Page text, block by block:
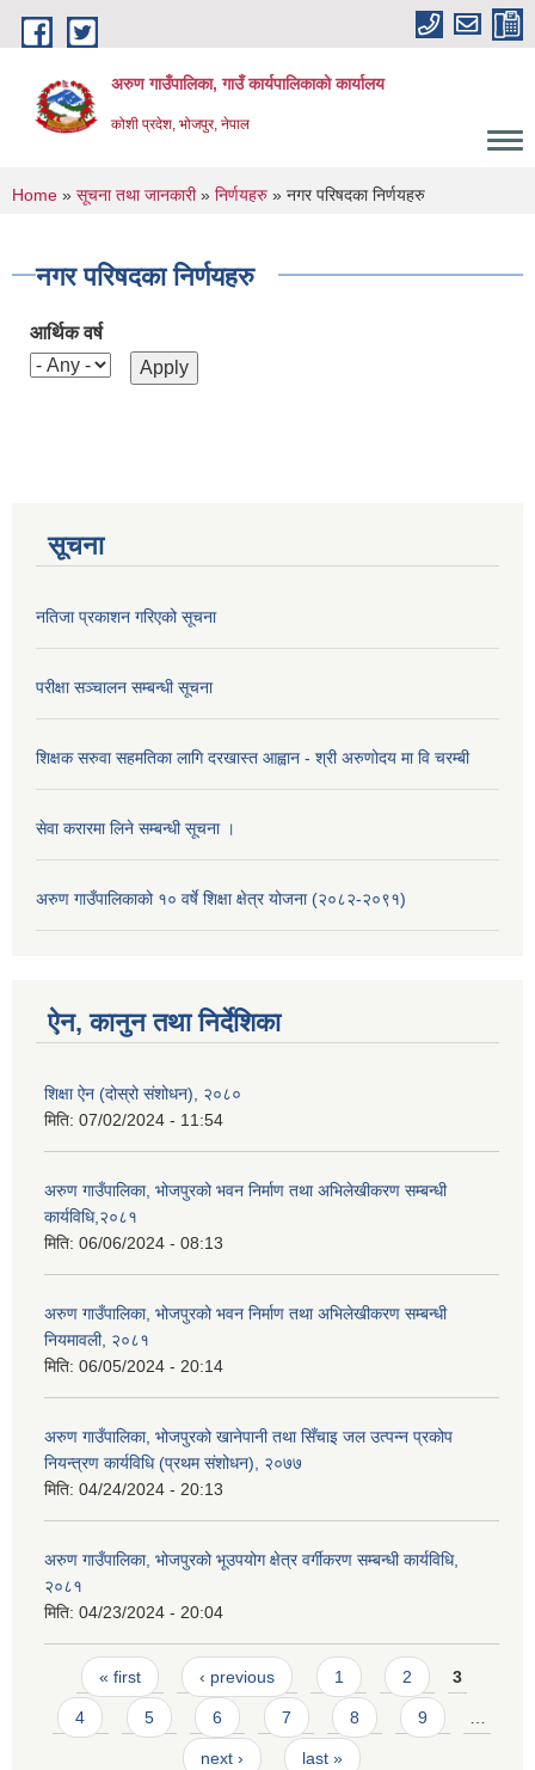
Skip to main content
अरुण गाउँपालिका, गाउँ कार्यपालिकाको कार्यालय
कोशी प्रदेश, भोजपुर, नेपाल
You are here
Home » सूचना तथा जानकारी» निर्णयहरु » नगर परिषदका निर्णयहरु
नगर परिषदका निर्णयहरु
आर्थिक वर्ष
सूचना
नतिजा प्रकाशन गरिएको सूचना
परीक्षा सञ्चालन सम्बन्धी सूचना
शिक्षक सरुवा सहमतिका लागि दरखास्त आह्वान - श्री अरुणोदय मा वि चरम्बी
सेवा करारमा लिने सम्बन्धी सूचना ।
अरुण गाउँपालिकाको १० वर्षे शिक्षा क्षेत्र योजना (२०८२-२०९१)
ऐन, कानुन तथा निर्देशिका
शिक्षा ऐन (दोस्रो संशोधन), २०८०
मिति: 07/02/2024 - 11:54
अरुण गाउँपालिका, भोजपुरको भवन निर्माण तथा अभिलेखीकरण सम्बन्धी
कार्यविधि,२०८१
मिति: 06/06/2024 - 08:13
अरुण गाउँपालिका, भोजपुरको भवन निर्माण तथा अभिलेखीकरण सम्बन्धी
नियमावली, २०८१
मिति: 06/05/2024 - 20:14
अरुण गाउँपालिका, भोजपुरको खानेपानी तथा सिँचाइ जल उत्पन्न प्रकोप
नियन्त्रण कार्यविधि (प्रथम संशोधन), २०७७
मिति: 04/24/2024 - 20:13
अरुण गाउँपालिका, भोजपुरको भूउपयोग क्षेत्र वर्गीकरण सम्बन्धी कार्यविधि,
२०८१
मिति: 04/23/2024 - 20:04
Pages
« first ‹ previous 1 2 3
4 5 6 7 8 9 …
next › last »